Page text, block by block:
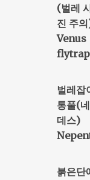
붉은단
벌레잡
통풀(
데스)
(벌레
진 주
Venus
flytrap